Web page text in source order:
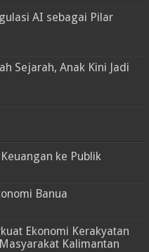
AI sebagai Pilar
Sejarah, Anak Kini Jadi
ke Publik
Banua
Ekonomi Kerakyatan
Kalimantan